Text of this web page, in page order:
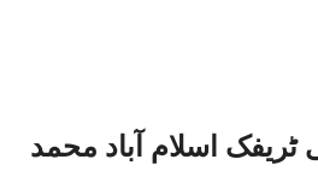
ٹریفک اسلام آباد محمد